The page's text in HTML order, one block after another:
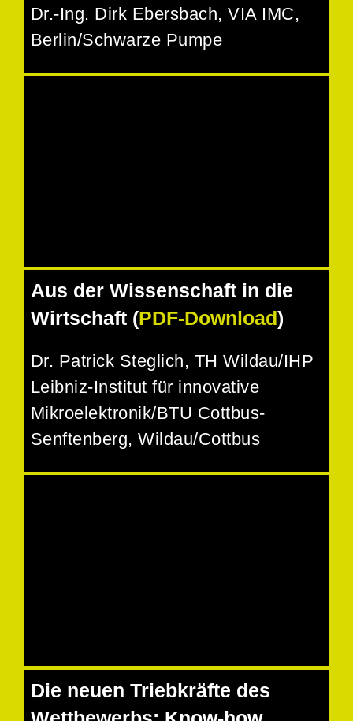
Dr.-Ing. Dirk Ebersbach, VIA IMC,
Berlin/Schwarze Pumpe
Aus der Wissenschaft in die
Wirtschaft (PDF-Download)
Dr. Patrick Steglich, TH Wildau/IHP
Leibniz-Institut für innovative
Mikroelektronik/BTU Cottbus-
Senftenberg, Wildau/Cottbus
Die neuen Triebkräfte des